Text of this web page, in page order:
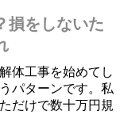
損をしないた
体工事を始めてし
パターンです。私
だけで数十万円規